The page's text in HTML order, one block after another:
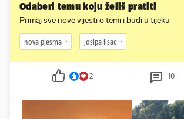
Odaberi temu koju želiš pratiti
Primaj sve nove vijesti o temi i budi u tijeku
nova pjesma josipa lisac
2 10